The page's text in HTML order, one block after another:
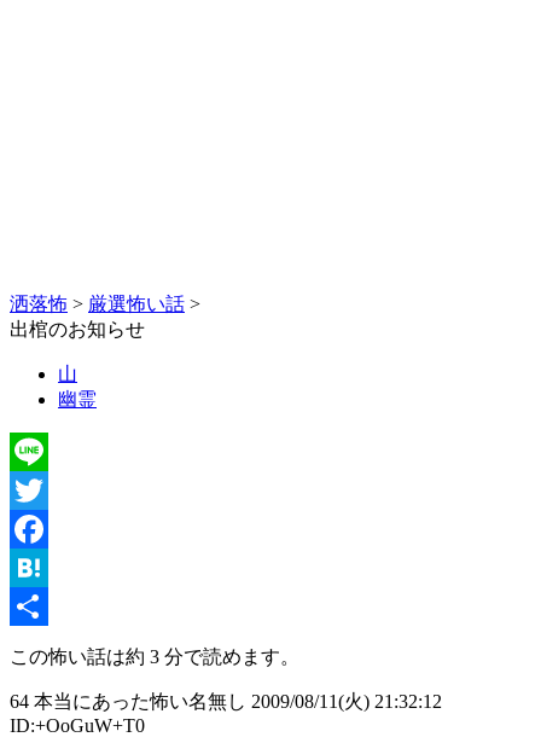
洒落怖 > 厳選怖い話 >
出棺のお知らせ
山
幽霊
Line
Twitter
Facebook
Hatena
この怖い話は約 3 分で読めます。
64 本当にあった怖い名無し 2009/08/11(火) 21:32:12
ID:+OoGuW+T0